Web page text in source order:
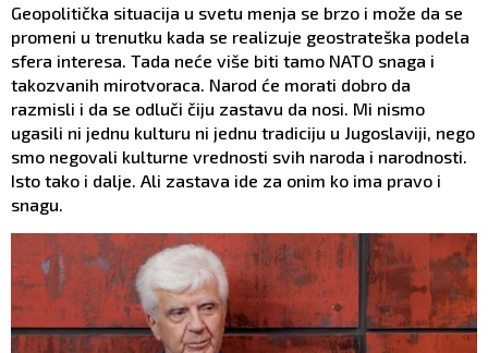
Geopolitička situacija u svetu menja se brzo i može da se
promeni u trenutku kada se realizuje geostrateška podela
sfera interesa. Tada neće više biti tamo NATO snaga i
takozvanih mirotvoraca. Narod će morati dobro da
razmisli i da se odluči čiju zastavu da nosi. Mi nismo
ugasili ni jednu kulturu ni jednu tradiciju u Jugoslaviji, nego
smo negovali kulturne vrednosti svih naroda i narodnosti.
Isto tako i dalje. Ali zastava ide za onim ko ima pravo i
snagu.